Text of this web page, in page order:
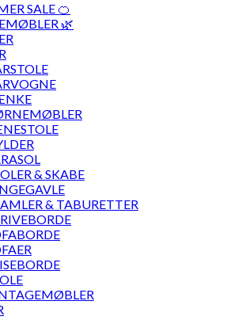
SALE 🍊
🌿
& SKABE
& TABURETTER